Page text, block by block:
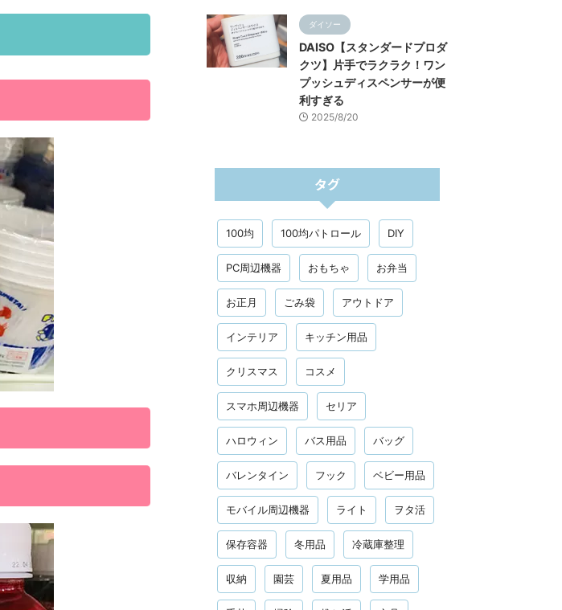
ダイソー
DAISO【スタンダードプロダ
クツ】片手でラクラク！ワン
プッシュディスペンサーが便
利すぎる
2025/8/20
タグ
100均 100均パトロール DIY
PC周辺機器 おもちゃ お弁当
お正月 ごみ袋 アウトドア
インテリア キッチン用品
クリスマス コスメ
スマホ周辺機器 セリア
ハロウィン バス用品 バッグ
バレンタイン フック ベビー用品
モバイル周辺機器 ライト ヲタ活
保存容器 冬用品 冷蔵庫整理
収納 園芸 夏用品 学用品